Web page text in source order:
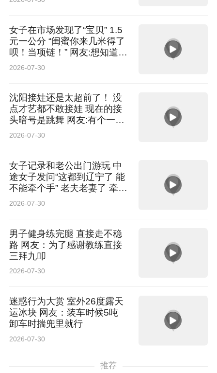
女子在市场发现了“宝贝” 1.5
元一公分 “闺蜜你来几米得了
呗！当项链！” 网友:想知道泡
澡的时候会不会漂起来 这对
2026-07-30
沈阳接娃还是太超前了！ 没
点才艺都不敢接娃 现在的接
头暗号是跳舞 网友:有个一起
疯的爸爸是一辈子幸福
2026-07-30
女子记录和老公出门游玩 中
途女子发问“这都到辽宁了 能
不能牵个手” 老夫老妻了 牵手
后相视大笑 网友：你俩笑的
2026-07-30
男子健身练完腿 直接走不稳
路 网友：为了感谢教练直接
三拜九叩
2026-07-30
迷惑行为大赏 室外26度露天
运冰块 网友：装车时候5吨
卸车时揣兜里就行
2026-07-30
推荐